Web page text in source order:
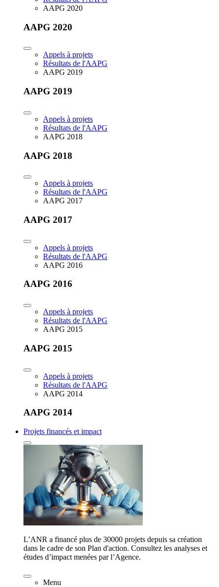
AAPG 2020
AAPG 2020
Appels à projets
Résultats de l'AAPG
AAPG 2019
AAPG 2019
Appels à projets
Résultats de l'AAPG
AAPG 2018
AAPG 2018
Appels à projets
Résultats de l'AAPG
AAPG 2017
AAPG 2017
Appels à projets
Résultats de l'AAPG
AAPG 2016
AAPG 2016
Appels à projets
Résultats de l'AAPG
AAPG 2015
AAPG 2015
Appels à projets
Résultats de l'AAPG
AAPG 2014
AAPG 2014
Projets financés et impact
L’ANR a financé plus de 30000 projets depuis sa création
dans le cadre de son Plan d'action. Consultez les analyses et
études d’impact menées par l’Agence.
Menu